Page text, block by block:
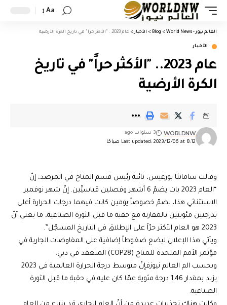
Aa
العالم نيوز - World News >
Blog
> الأخبار > عام 2023.. "الأكثر حراً" في تاريخ الكرة الأرضية
الأخبار
عام 2023.. "الأكثر حراً" في تاريخ
الكرة الأرضية
Last updated: 2023/12/06 at 8:12 صباحًا
WORLDNW 3 سنوات ago
وقالت سامانثا بورغيس، نائبة رئيس قسم المناخ في المرصد، إنّ
“العام 2023 بات يضمّ 6 أشهر وفصلين قياسيِّين. إنّ شهر نوفمبر
الاستثنائي هذا، يضمّ خصوصاً يومين كانت فيهما درجات الحرارة أعلى
بدرجتين مئويتين بالمقارنة مع حقبة ما قبل الثورة الصناعية، ما يعني أنّ
2023 هو العام الأكثر حرّاً على الإطلاق في التاريخ المسجّل”.
ويأتي هذا الإعلان ليضع ضغوطاً إضافية على المفاوضات الجارية في
مؤتمر الأمم المتحدة للمناخ (COP28) المنعقد في دبي.
وبحسب الم العالم نيوزفإنّ متوسط درجة الحرارة العالمية في 2023
يزيد بمقدار 1.46 درجة مئوية عمّا كان عليه في حقبة ما قبل الثورة
الصناعية.